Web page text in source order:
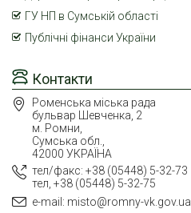
Контакти
Роменська міська рада
бульвар Шевченка, 2
м. Ромни,
Сумська обл.,
42000 УКРАЇНА
тел/факс: +38 (05448) 5-32-73
тел, +38 (05448) 5-32-75
e-mail: misto@romny-vk.gov.ua
ГУ НП в Сумській області
Публічні фінанси України